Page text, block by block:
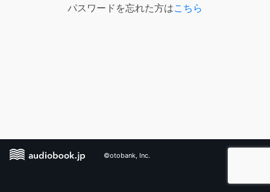
パスワードを忘れた方はこちら
©otobank, Inc.